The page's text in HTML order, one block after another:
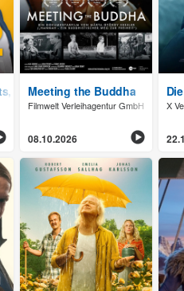
von Agnes und Amir
neues Chaos
Meeting the Buddha
Filmwelt Verleihagentur GmbH
08.10.2026
X